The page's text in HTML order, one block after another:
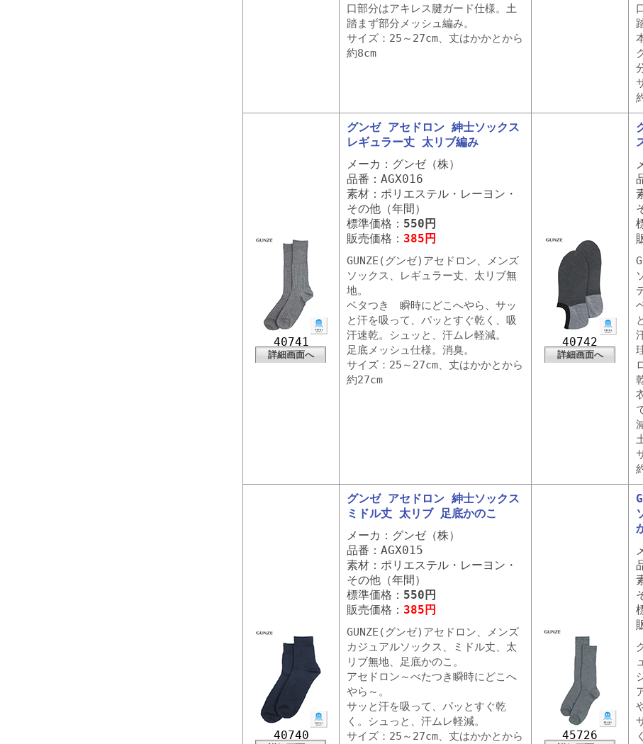
口部分はアキレス腱ガード仕様。土
踏まず部分メッシュ編み。
サイズ：25～27cm、丈はかかとから
約8cm
40741
詳細画面へ
グンゼ アセドロン 紳士ソックス
レギュラー丈 太リブ編み
メーカ：グンゼ（株）
品番：AGX016
素材：ポリエステル・レーヨン・
その他（年間）
標準価格： 550円
販売価格： 385円
GUNZE(グンゼ)アセドロン、メンズ
ソックス、レギュラー丈、太リブ無
地。
ベタつき 瞬時にどこへやら、サッ
と汗を吸って、パッとすぐ乾く、吸
汗速乾。シュッと、汗ムレ軽減。
足底メッシュ仕様。消臭。
サイズ：25～27cm、丈はかかとから
約27cm
40742
詳細画面へ
40740
グンゼ アセドロン 紳士ソックス
ミドル丈 太リブ 足底かのこ
メーカ：グンゼ（株）
品番：AGX015
素材：ポリエステル・レーヨン・
その他（年間）
標準価格： 550円
販売価格： 385円
GUNZE(グンゼ)アセドロン、メンズ
カジュアルソックス、ミドル丈、太
リブ無地、足底かのこ。
アセドロン～べたつき瞬時にどこへ
やら～。
サッと汗を吸って、パッとすぐ乾
く。シュっと、汗ムレ軽減。
サイズ：25～27cm、丈はかかとから
45726